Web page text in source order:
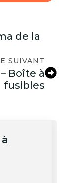
de la
SUIVANT
Boîte à
fusibles